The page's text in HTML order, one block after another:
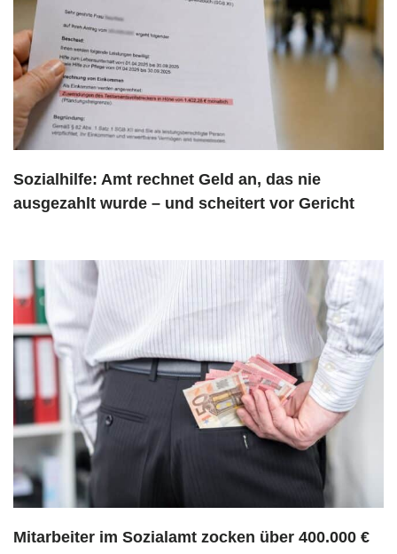
Sozialhilfe: Amt rechnet Geld an, das nie
ausgezahlt wurde – und scheitert vor Gericht
Mitarbeiter im Sozialamt zocken über 400.000 €